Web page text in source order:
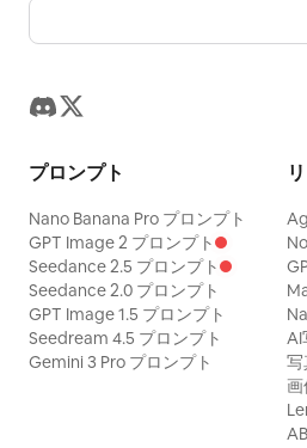
プロンプト
Nano Banana Pro プロンプト
GPT Image 2 プロンプト
Seedance 2.5 プロンプト
Seedance 2.0 プロンプト
GPT Image 1.5 プロンプト
Seedream 4.5 プロンプト
Gemini 3 Pro プロンプト
AI
写
画